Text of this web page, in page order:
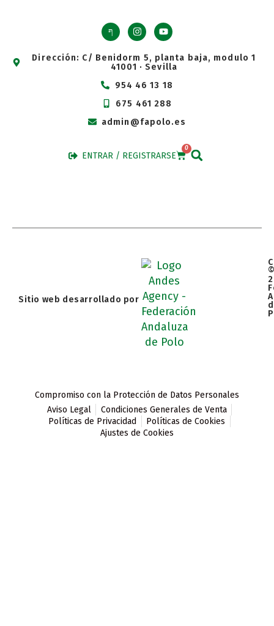
Dirección: C/ Benidorm 5, planta baja, modulo 1
41001 · Sevilla
954 46 13 18
675 461 288
admin@fapolo.es
ENTRAR / REGISTRARSE
0
Sitio web desarrollado por
Compromiso con la Protección de Datos Personales
Aviso Legal
Condiciones Generales de Venta
Políticas de Privacidad
Políticas de Cookies
Ajustes de Cookies